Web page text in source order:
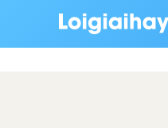
1. Khái niệm tỉ số
một góc nhọn